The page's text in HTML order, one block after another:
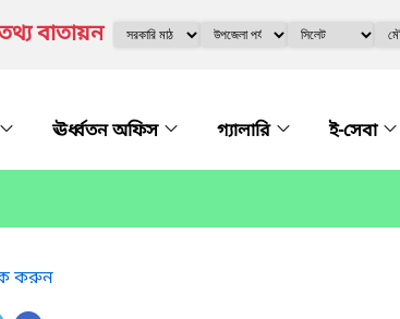
বাতায়ন
ঊর্ধ্বতন অফিস গ্যালারি ই-সেবা
করুন